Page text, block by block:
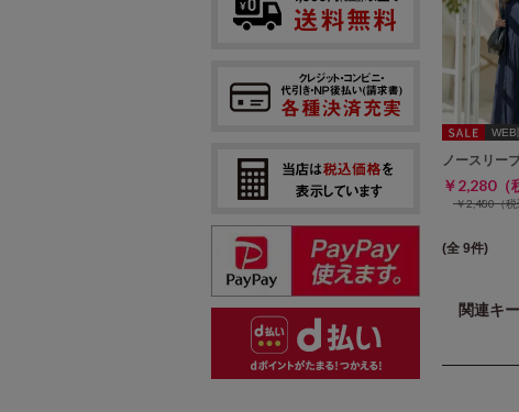
WEB
ノースリー
￥2,280（
￥2,480（税
(全 9件)
関連キ